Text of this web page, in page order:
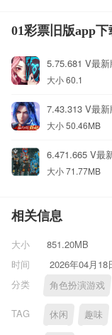
01彩票旧版app
5.75.681 V最新
大小 60.1
7.43.313 V最新
大小 50.46MB
6.471.665 V最
大小 71.77MB
相关信息
大小
851.20MB
时间
2026年04月18
分类
角色扮演游戏
TAG 休闲 趣味